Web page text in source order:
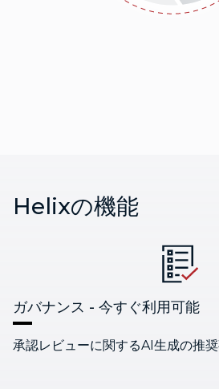
Helixの機能
ガバナンス - 今すぐ利用可能
承認レビューに関するAI生成の推